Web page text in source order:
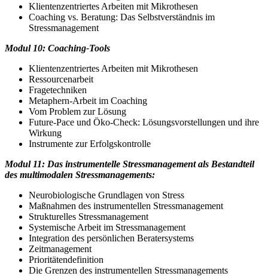
Klientenzentriertes Arbeiten mit Mikrothesen
Coaching vs. Beratung: Das Selbstverständnis im
Stressmanagement
Modul 10: Coaching-Tools
Klientenzentriertes Arbeiten mit Mikrothesen
Ressourcenarbeit
Fragetechniken
Metaphern-Arbeit im Coaching
Vom Problem zur Lösung
Future-Pace und Öko-Check: Lösungsvorstellungen und ihre
Wirkung
Instrumente zur Erfolgskontrolle
Modul 11: Das instrumentelle Stressmanagement als Bestandteil
des multimodalen Stressmanagements:
Neurobiologische Grundlagen von Stress
Maßnahmen des instrumentellen Stressmanagement
Strukturelles Stressmanagement
Systemische Arbeit im Stressmanagement
Integration des persönlichen Beratersystems
Zeitmanagement
Prioritätendefinition
Die Grenzen des instrumentellen Stressmanagements